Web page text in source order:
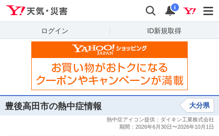
検索 通知
i
ログイン ID新規取得
豊後高田市の熱中症情報 大分県